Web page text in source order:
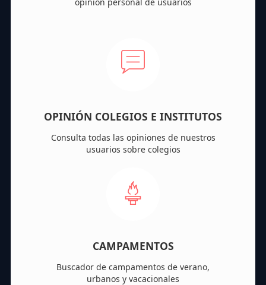
OPINIÓN COLEGIOS E INSTITUTOS
Consulta todas las opiniones de nuestros
usuarios sobre colegios
CAMPAMENTOS
Buscador de campamentos de verano,
urbanos y vacacionales